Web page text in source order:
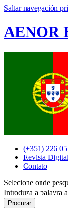
Saltar navegación
AENOR
(+351) 226
Revista Digital
Contato
Selecione onde
Introduza a palavra
Procurar